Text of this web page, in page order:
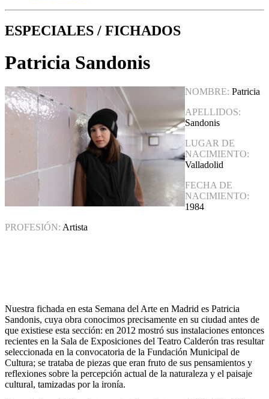
ESPECIALES / FICHADOS
Patricia Sandonis
NOMBRE: Patricia
APELLIDOS:
Sandonis
LUGAR DE
NACIMIENTO:
Valladolid
FECHA DE
NACIMIENTO:
1984
PROFESIÓN: Artista
Nuestra fichada en esta Semana del Arte en Madrid es Patricia
Sandonis, cuya obra conocimos precisamente en su ciudad antes de
que existiese esta sección: en 2012 mostró sus instalaciones entonces
recientes en la Sala de Exposiciones del Teatro Calderón tras resultar
seleccionada en la convocatoria de la Fundación Municipal de
Cultura; se trataba de piezas que eran fruto de sus pensamientos y
reflexiones sobre la percepción actual de la naturaleza y el paisaje
cultural, tamizadas por la ironía.